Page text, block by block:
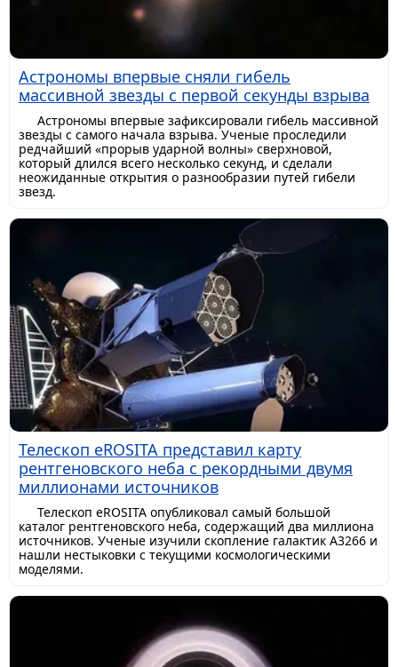
Астрономы впервые сняли гибель
массивной звезды с первой секунды взрыва
Астрономы впервые зафиксировали гибель массивной
звезды с самого начала взрыва. Ученые проследили
редчайший «прорыв ударной волны» сверхновой,
который длился всего несколько секунд, и сделали
неожиданные открытия о разнообразии путей гибели
звезд.
Телескоп eROSITA представил карту
рентгеновского неба с рекордными двумя
миллионами источников
Телескоп eROSITA опубликовал самый большой
каталог рентгеновского неба, содержащий два миллиона
источников. Ученые изучили скопление галактик A3266 и
нашли нестыковки с текущими космологическими
моделями.